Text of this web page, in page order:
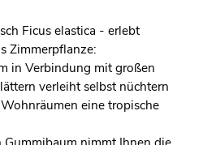
Ficus elastica - erlebt
Zimmerpflanze:
in Verbindung mit großen
verleiht selbst nüchtern
eine tropische